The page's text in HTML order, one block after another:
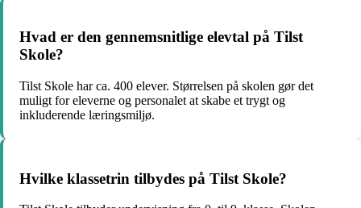
Hvad er den gennemsnitlige elevtal på Tilst
Skole?
Tilst Skole har ca. 400 elever. Størrelsen på skolen gør det
muligt for eleverne og personalet at skabe et trygt og
inkluderende læringsmiljø.
Hvilke klassetrin tilbydes på Tilst Skole?